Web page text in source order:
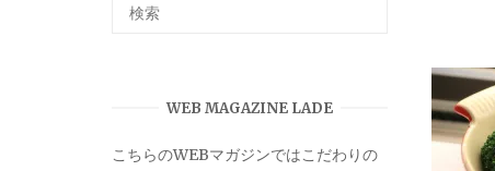
WEB MAGAZINE LADE
こちらのWEBマガジンではこだわりの